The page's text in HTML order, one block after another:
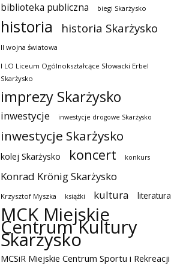
biblioteka publiczna
biegi Skarżysko
historia historia Skarżysko
II wojna światowa
I LO Liceum Ogólnokształcące Słowacki Erbel
Skarżysko
imprezy Skarżysko
inwestycje inwestycje drogowe Skarżysko
inwestycje Skarżysko
kolej Skarżysko koncert konkurs
Konrad Krönig Skarżysko
Krzysztof Myszka książki kultura literatura
MCK Miejskie
Centrum Kultury
Skarżysko
MCSiR Miejskie Centrum Sportu i Rekreacji